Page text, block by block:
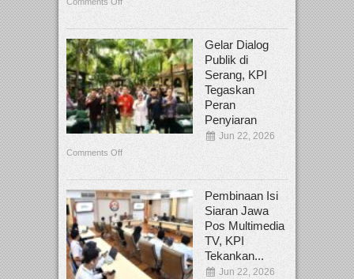
Gelar Dialog
Publik di
Serang, KPI
Tegaskan
Peran
Penyiaran
Jun 22, 2026
Comments Off
Pembinaan Isi
Siaran Jawa
Pos Multimedia
TV, KPI
Tekankan...
Jun 22, 2026